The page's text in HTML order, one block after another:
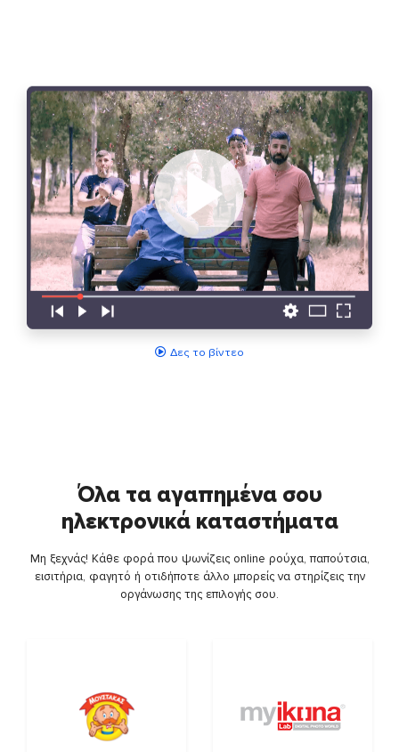
Δες το βίντεο
Όλα τα αγαπημένα σου
ηλεκτρονικά καταστήματα
Μη ξεχνάς! Κάθε φορά που ψωνίζεις online ρούχα, παπούτσια,
εισιτήρια, φαγητό ή οτιδήποτε άλλο μπορείς να στηρίζεις την
οργάνωσης της επιλογής σου.